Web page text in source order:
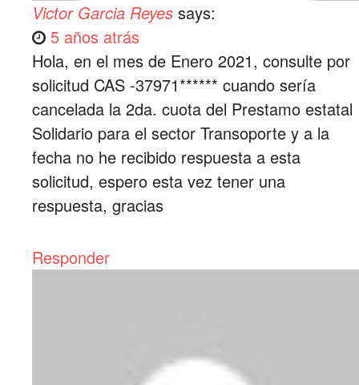
Victor Garcia Reyes says:
5 años atrás
Hola, en el mes de Enero 2021, consulte por
solicitud CAS -37971****** cuando sería
cancelada la 2da. cuota del Prestamo estatal
Solidario para el sector Transoporte y a la
fecha no he recibido respuesta a esta
solicitud, espero esta vez tener una
respuesta, gracias
Responder